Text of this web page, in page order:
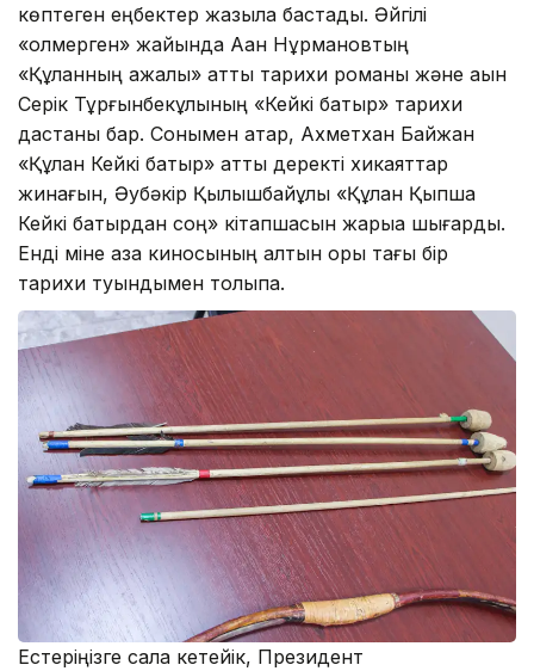
көптеген еңбектер жазыла бастады. Әйгілі
«қолмерген» жайында Ақан Нұрмановтың
«Құланның ажалы» атты тарихи романы және ақын
Серік Тұрғынбекұлының «Кейкі батыр» тарихи
дастаны бар. Сонымен қатар, Ахметхан Байжан
«Құлан Кейкі батыр» атты деректі хикаяттар
жинағын, Әубәкір Қылышбайұлы «Құлан Қыпшақ
Кейкі батырдан соң» кітапшасын жарыққа шығарды.
Енді міне қазақ киносының алтын қоры тағы бір
тарихи туындымен толықпақ.
Естеріңізге сала кетейік, Президент